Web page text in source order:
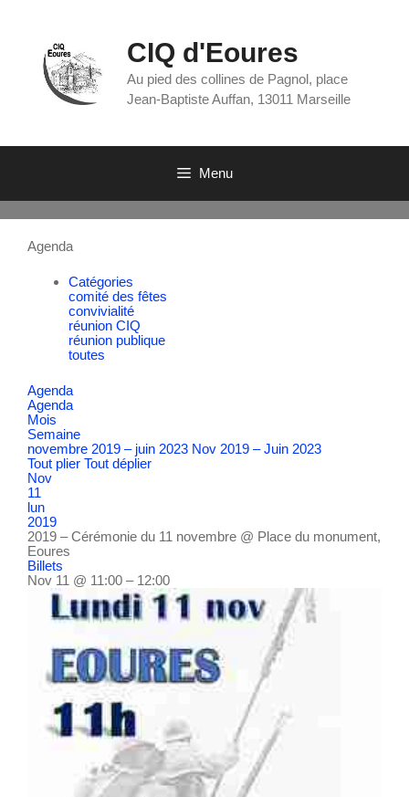
CIQ d'Eoures
Au pied des collines de Pagnol, place
Jean-Baptiste Auffan, 13011 Marseille
Menu
Agenda
Catégories
comité des fêtes
convivialité
réunion CIQ
réunion publique
toutes
Agenda
Agenda
Mois
Semaine
novembre 2019 – juin 2023 Nov 2019 – Juin 2023
Tout plier Tout déplier
Nov
11
lun
2019
2019 – Cérémonie du 11 novembre @ Place du monument,
Eoures
Billets
Nov 11 @ 11:00 – 12:00